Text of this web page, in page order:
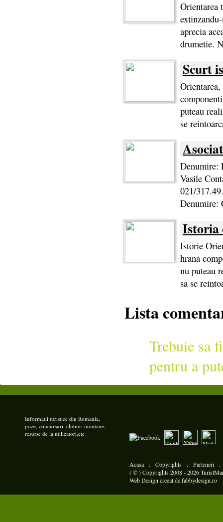
Orientarea
aprecia
drumetie.
Scurt
puteau
se
Denumire:
Vasile
021/
Istoria
Istorie
hrana
nu puteau
sa se
Lista
Trebuie sa
pentru a
Informatii turistice din Romania,
poze, concursuri, cluburi montane,
resurse de la utilizatori,etc
Acasa : Copyrights : Parteneri
( © ) Copyrights 2008 - 2026
Web Design creeat defabbydesign.ro